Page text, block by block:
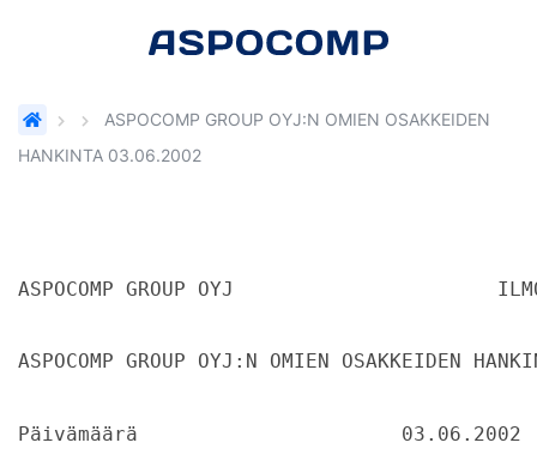
ASPOCOMP GROUP OYJ:N OMIEN OSAKKEIDEN
HANKINTA 03.06.2002
ASPOCOMP GROUP OYJ:N OMIEN OSAKKEIDEN
Päivämäärä			03.06.2002